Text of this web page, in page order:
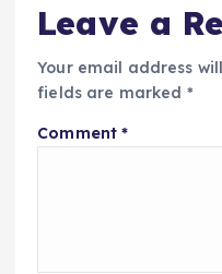
Leave a
Your email address
fields are marked *
Comment*